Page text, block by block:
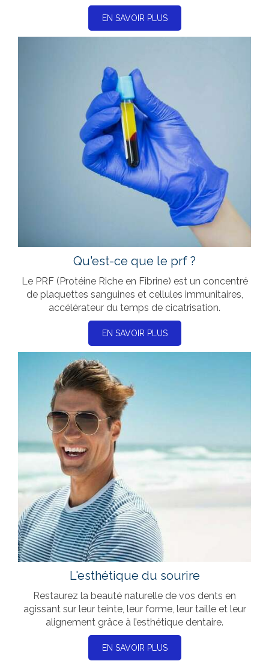
EN SAVOIR PLUS
Qu'est-ce que le prf ?
Le PRF (Protéine Riche en Fibrine) est un concentré
de plaquettes sanguines et cellules immunitaires,
accélérateur du temps de cicatrisation.
EN SAVOIR PLUS
L'esthétique du sourire
Restaurez la beauté naturelle de vos dents en
agissant sur leur teinte, leur forme, leur taille et leur
alignement grâce à l’esthétique dentaire.
EN SAVOIR PLUS